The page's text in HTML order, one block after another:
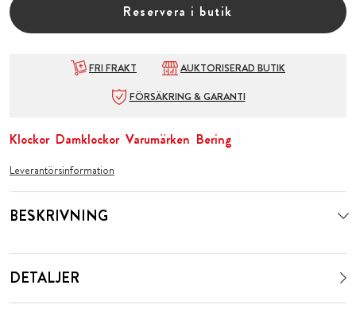
Reservera i butik
FRI FRAKT
AUKTORISERAD BUTIK
FÖRSÄKRING & GARANTI
Klockor Damklockor Varumärken Bering
Leverantörsinformation
BESKRIVNING
DETALJER